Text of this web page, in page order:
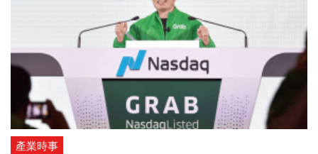
產業時事